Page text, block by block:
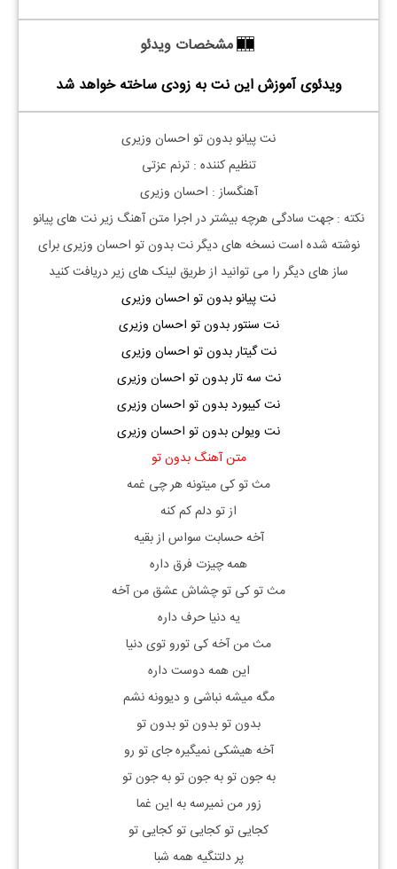
مشخصات ویدئو
ویدئوی آموزش این نت به زودی ساخته خواهد شد
نت پیانو بدون تو احسان وزیری
تنظیم کننده : ترنم عزتی
آهنگساز : احسان وزیری
نکته : جهت سادگی هرچه بیشتر در اجرا متن آهنگ زیر نت های پیانو
نوشته شده است نسخه های دیگر نتبدون تو احسان وزیریبرای
ساز های دیگر را می توانید از طریق لینک های زیر دریافت کنید
نت پیانو بدون تو احسان وزیری
نت سنتور بدون تو احسان وزیری
نت گیتار بدون تو احسان وزیری
نت سه تار بدون تو احسان وزیری
نت کیبورد بدون تو احسان وزیری
نت ویولنبدون تو احسان وزیری
متن آهنگ بدون تو
مث تو کی میتونه هر چی غمه
از تو دلم کم کنه
آخه حسابت سواس از بقیه
همه چیزت فرق داره
مث تو کی تو چشاش عشق من آخه
یه دنیا حرف داره
مث من آخه کی تورو توی دنیا
این همه دوست داره
مگه میشه نباشی و دیوونه نشم
بدون تو بدون تو بدون تو
آخه هیشکی نمیگیره جای تو رو
به جون تو به جون تو به جون تو
زور من نمیرسه به این غما
کجایی تو کجایی تو کجایی تو
پر دلتنگیه همه شبا